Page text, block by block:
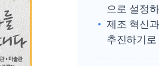
으로 설정
제조 혁신
추진하기로